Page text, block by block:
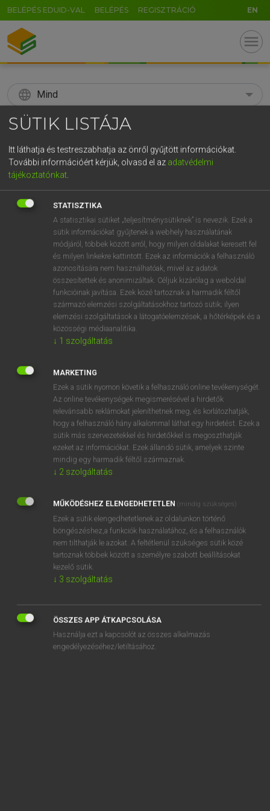
BELÉPÉS EDUID-VAL BELÉPÉS REGISZTRÁCIÓ EN
menu
language Mind
search
KERESÉS
Díjmentes angol szótár
soup-stock fn húsleves
erőleves-kivonat
⚲ soup-stockkeresése szótárainkban
DÍJMENTES ANGOL SZÓTÁR
soup
soup kitchen
soup plate
soup spoon
soup-stock
soup-strainer
sour
MICROSOFT OFFICE BŐVÍTMÉNY
BEÉPÜLŐ SZÓTÁRMODUL
ONLINE NYELVVIZSGA
SÜTIK LISTÁJA
Itt láthatja és testreszabhatja az önről gyűjtött információkat.
További információért kérjük, olvasd el az adatvédelmi
tájékoztatónkat
STATISZTIKA
A statisztikai sütiket „teljesítménysütiknek” is nevezik. Ezek a
sütik információkat gyűjtenek a webhely használatának
módjáról, többek között arról, hogy milyen oldalakat keresett fel
és milyen linkekre kattintott. Ezek az információk a felhasználó
azonosítására nem használhatóak, mivel az adatok
összesítettek és anonimizáltak. Céljuk kizárólag a weboldal
funkcióinak javítása. Ezek közé tartoznak a harmadik féltől
származó elemzési szolgáltatásokhoz tartozó sütik; ilyen
elemzési szolgáltatások a látogatóelemzések, a hőtérképek és a
közösségi médiaanalitika.
↓ 1 szolgáltatás
MARKETING
Ezek a sütik nyomon követik a felhasználó online tevékenységét.
Az online tevékenységek megismerésével a hirdetők
relevánsabb reklámokat jeleníthetnek meg, és korlátozhatják,
hogy a felhasználó hány alkalommal láthat egy hirdetést. Ezek a
sütik más szervezetekkel és hirdetőkkel is megoszthatják
ezeket az információkat. Ezek állandó sütik, amelyek szinte
mindig egy harmadik féltől származnak.
↓ 2 szolgáltatás
MŰKÖDÉSHEZ ELENGEDHETETLEN (mindig szükséges)
Ezek a sütik elengedhetetlenek az oldalunkon történő
böngészéshez,a funkciók használatához, és a felhasználók
nem tilthatják le azokat. A feltétlenül szükséges sütik közé
tartoznak többek között a személyre szabott beállításokat
kezelő sütik.
↓ 3 szolgáltatás
ÖSSZES APP ÁTKAPCSOLÁSA
Használja ezt a kapcsolót az összes alkalmazás
engedélyezéséhez/letiltásához.
GR
5 6 7 8 9 ö ü ó
r t z u i o p ő ú
k l ű
n m , . - AltGr